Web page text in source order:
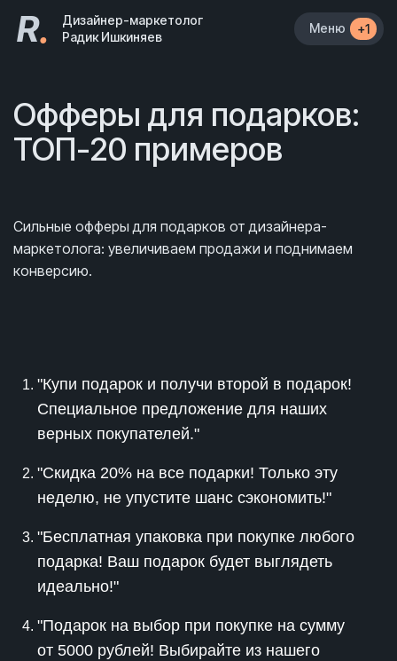
R.
Дизайнер-маркетолог
Радик Ишкиняев
Меню +1
Офферы для подарков:
ТОП-20 примеров
Сильные офферы для подарков от дизайнера-
маркетолога: увеличиваем продажи и поднимаем
конверсию.
"Купи подарок и получи второй в подарок!
Специальное предложение для наших
верных покупателей."
"Скидка 20% на все подарки! Только эту
неделю, не упустите шанс сэкономить!"
"Бесплатная упаковка при покупке любого
подарка! Ваш подарок будет выглядеть
идеально!"
"Подарок на выбор при покупке на сумму
от 5000 рублей! Выбирайте из нашего